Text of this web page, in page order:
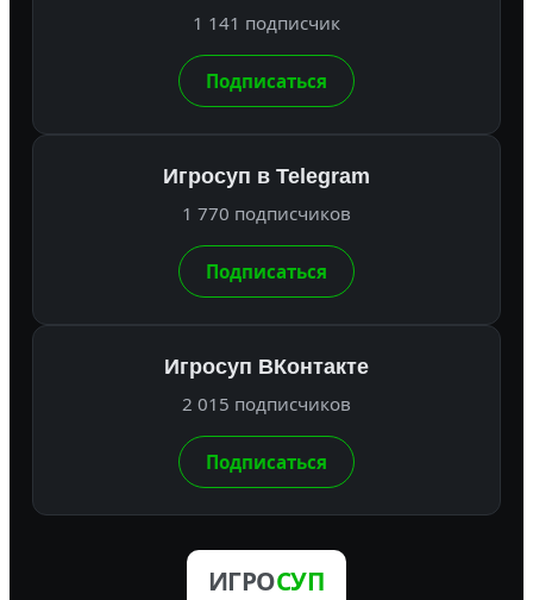
1 141 подписчик
Подписаться
Игросуп в Telegram
1 770 подписчиков
Подписаться
Игросуп ВКонтакте
2 015 подписчиков
Подписаться
ИГРОСУП